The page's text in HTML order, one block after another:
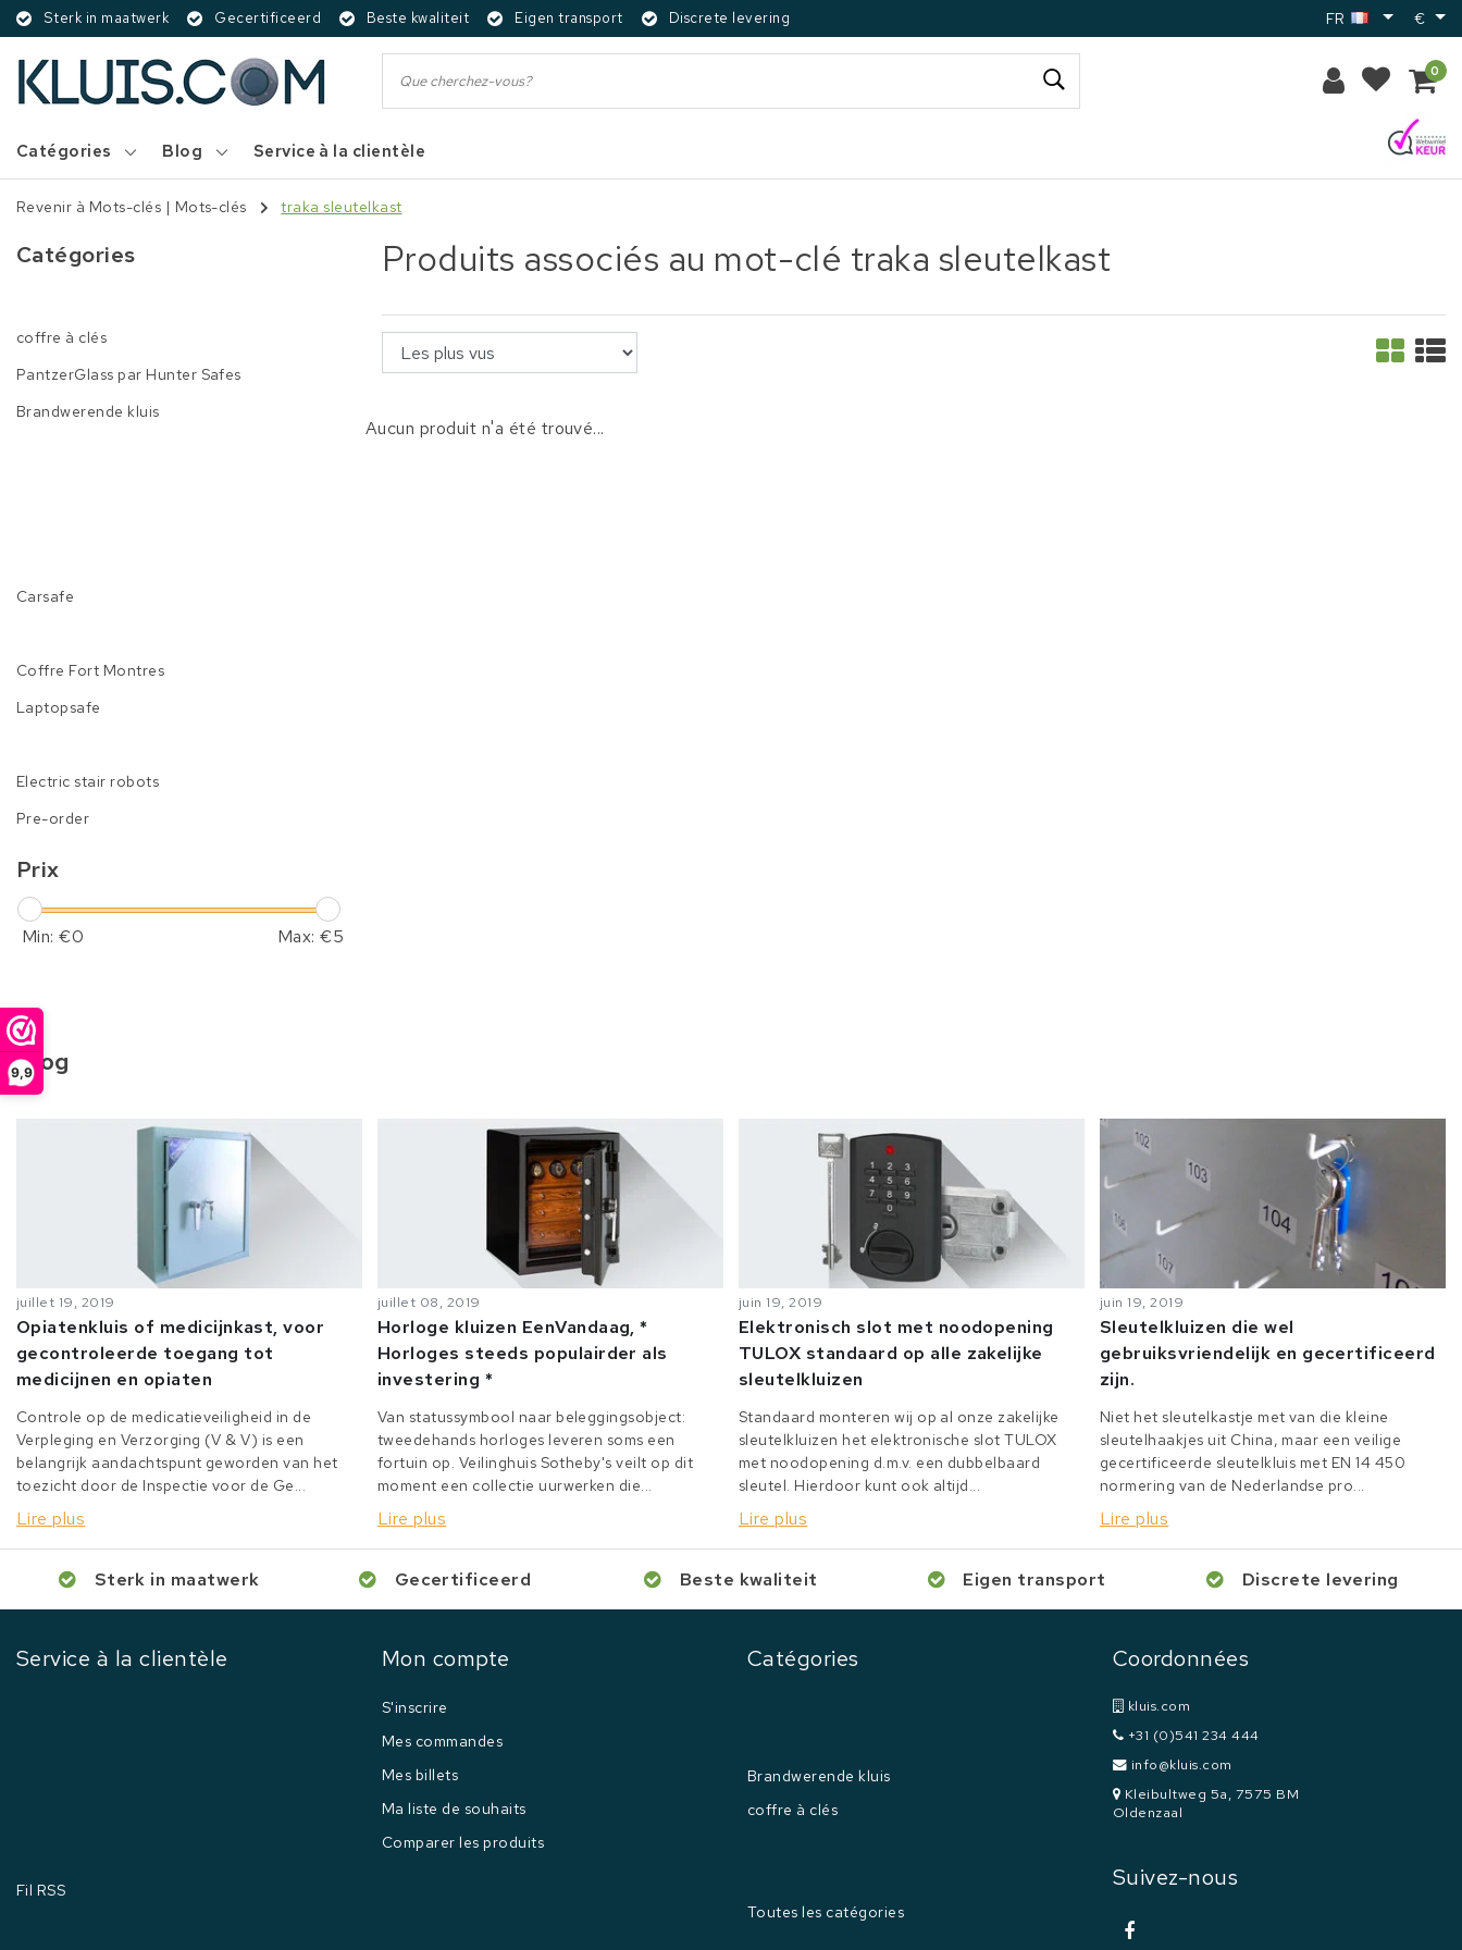
9,9
Sterk in maatwerk Gecertificeerd Beste kwaliteit Eigen transport Discrete levering FR €
0
Catégories Blog Service à la clientèle
Revenir à Mots-clés | Mots-clés traka sleutelkast
Catégories
coffre à clés
PantzerGlass par Hunter Safes
Brandwerende kluis
Carsafe
Coffre Fort Montres
Laptopsafe
Electric stair robots
Pre-order
Prix
Min: €0 Max: €5
Produits associés au mot-clé traka sleutelkast
Aucun produit n'a été trouvé...
Blog
juillet 19, 2019
Opiatenkluis of medicijnkast, voor
gecontroleerde toegang tot
medicijnen en opiaten
Controle op de medicatieveiligheid in de
Verpleging en Verzorging (V & V) is een
belangrijk aandachtspunt geworden van het
toezicht door de Inspectie voor de Ge...
Lire plus
juillet 08, 2019
Horloge kluizen EenVandaag, *
Horloges steeds populairder als
investering *
Van statussymbool naar beleggingsobject:
tweedehands horloges leveren soms een
fortuin op. Veilinghuis Sotheby's veilt op dit
moment een collectie uurwerken die...
Lire plus
juin 19, 2019
Elektronisch slot met noodopening
TULOX standaard op alle zakelijke
sleutelkluizen
Standaard monteren wij op al onze zakelijke
sleutelkluizen het elektronische slot TULOX
met noodopening d.m.v. een dubbelbaard
sleutel. Hierdoor kunt ook altijd...
Lire plus
juin 19, 2019
Sleutelkluizen die wel
gebruiksvriendelijk en gecertificeerd
zijn.
Niet het sleutelkastje met van die kleine
sleutelhaakjes uit China, maar een veilige
gecertificeerde sleutelkluis met EN 14 450
normering van de Nederlandse pro...
Lire plus
Sterk in maatwerk Gecertificeerd Beste kwaliteit Eigen transport Discrete levering
Service à la clientèle
Fil RSS
Mon compte
S'inscrire
Mes commandes
Mes billets
Ma liste de souhaits
Comparer les produits
Catégories
Brandwerende kluis
coffre à clés
Toutes les catégories
Coordonnées
kluis.com
+31 (0)541 234 444
info@kluis.com
Kleibultweg 5a, 7575 BM
Oldenzaal
Suivez-nous